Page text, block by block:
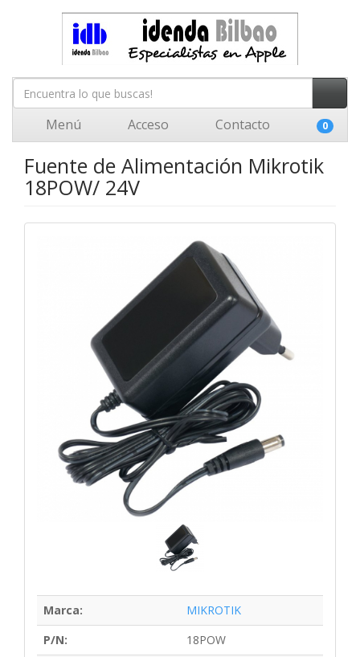
Menú Acceso Contacto 0
Fuente de Alimentación Mikrotik
18POW/ 24V
Marca:
MIKROTIK
P/N:
18POW